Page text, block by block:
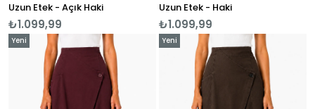
Uzun Etek - Açık Haki
₺1.099,99
Uzun Etek - Haki
₺1.099,99
Yeni
Yeni